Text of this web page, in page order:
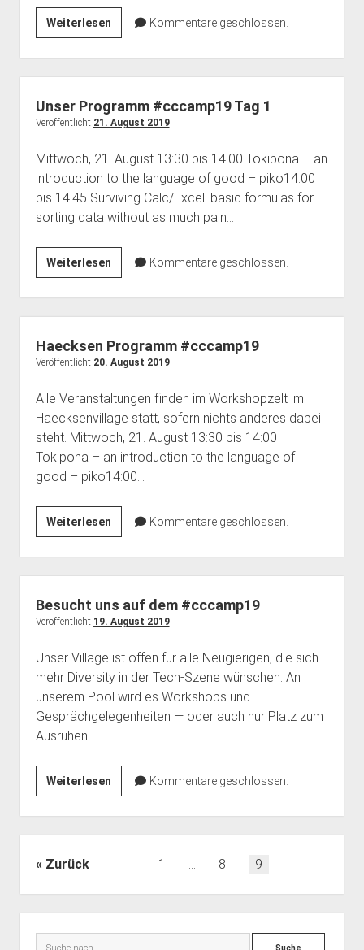
Haecksen e. V.
open
FAQ
Kontakt
menu
BBB Räume
menu
Feministische Bibliothek
Haecksenkarte
Pythonkurs
Team Inklusion
WeiterlesenUnser
Programm
#cccamp19
Tag
2
Kommentare geschlossen.
Unser Programm #cccamp19 Tag 1
Veröffentlicht 21. August 2019
Mittwoch, 21. August 13:30 bis 14:00 Tokipona – an
introduction to the language of good – piko14:00
bis 14:45 Surviving Calc/Excel: basic formulas for
sorting data without as much pain…
WeiterlesenUnser
Programm
#cccamp19
Tag
1
Kommentare geschlossen.
Haecksen Programm #cccamp19
Veröffentlicht 20. August 2019
Alle Veranstaltungen finden im Workshopzelt im
Haecksenvillage statt, sofern nichts anderes dabei
steht. Mittwoch, 21. August 13:30 bis 14:00
Tokipona – an introduction to the language of
good – piko14:00…
WeiterlesenHaecksen
Programm
#cccamp19
Kommentare geschlossen.
Besucht uns auf dem #cccamp19
Veröffentlicht 19. August 2019
Unser Village ist offen für alle Neugierigen, die sich
mehr Diversity in der Tech-Szene wünschen. An
unserem Pool wird es Workshops und
Gesprächgelegenheiten — oder auch nur Platz zum
Ausruhen…
WeiterlesenBesucht
uns
auf
dem
#cccamp19
Kommentare geschlossen.
Seitennummerierung
Zurück 1 … 8 9
Suche